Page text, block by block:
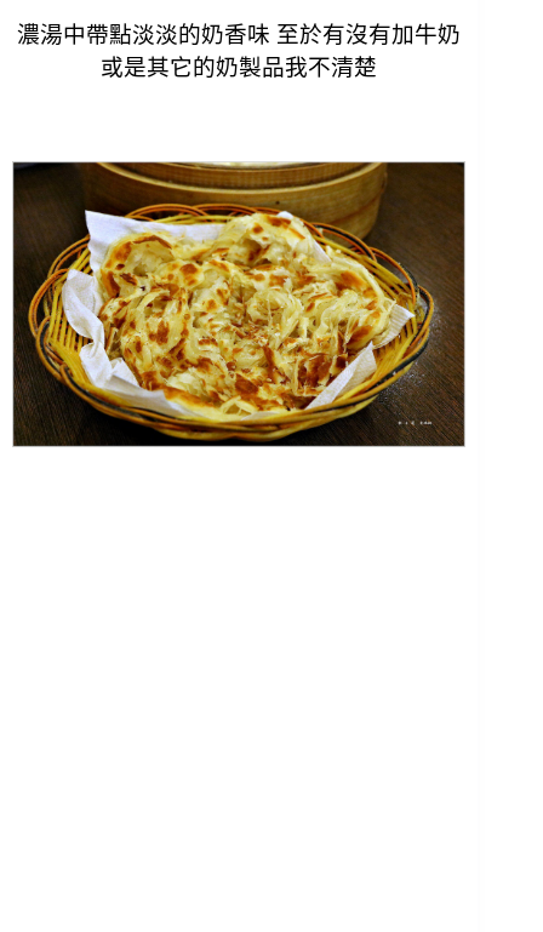
濃湯中帶點淡淡的奶香味 至於有沒有加牛奶
或是其它的奶製品我不清楚